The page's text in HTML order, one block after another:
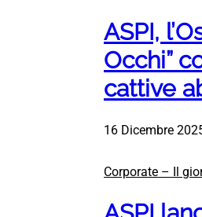
ASPI,
Occhi”
cattive
16 Dicembre
Corporate – Il